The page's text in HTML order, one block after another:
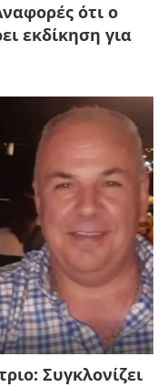
ότι ο
εκδίκηση για
Συγκλονίζει